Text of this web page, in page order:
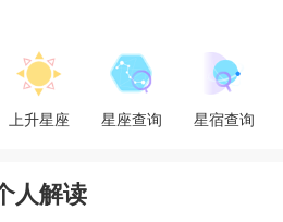
人的时候，总是有着他们的
爱情运还是比较好的，能遇
年里，他们总是潜意识的去
，很冷静的来对待生活，这
，那么处女座距离成为桃花
上升星座 星座查询 星宿查询
人解读